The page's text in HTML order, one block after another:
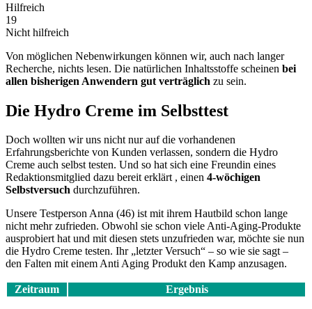
Hilfreich
19
Nicht hilfreich
Von möglichen Nebenwirkungen können wir, auch nach langer
Recherche, nichts lesen. Die natürlichen Inhaltsstoffe scheinen bei
allen bisherigen Anwendern gut verträglich zu sein.
Die Hydro Creme im Selbsttest
Doch wollten wir uns nicht nur auf die vorhandenen
Erfahrungsberichte von Kunden verlassen, sondern die Hydro
Creme auch selbst testen. Und so hat sich eine Freundin eines
Redaktionsmitglied dazu bereit erklärt , einen 4-wöchigen
Selbstversuch durchzuführen.
Unsere Testperson Anna (46) ist mit ihrem Hautbild schon lange
nicht mehr zufrieden. Obwohl sie schon viele Anti-Aging-Produkte
ausprobiert hat und mit diesen stets unzufrieden war, möchte sie nun
die Hydro Creme testen. Ihr „letzter Versuch“ – so wie sie sagt –
den Falten mit einem Anti Aging Produkt den Kamp anzusagen.
Zeitraum Ergebnis